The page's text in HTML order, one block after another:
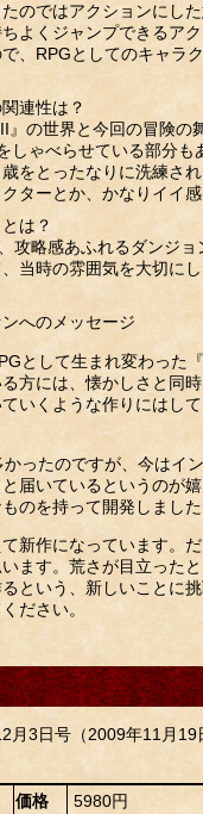
のではアクションにし
よくジャンプできるア
、RPGとしてのキャ
連性は？
の世界と今回の冒険の
しゃべらせている部分
をとったなりに洗練さ
ターとか、かなりイイ感
は？
略感あふれるダンジ
当時の雰囲気を大切に
へのメッセージ
として生まれ変わった
方には、懐かしさと同
いくような作りにはし
たのですが、今はイ
届いているというのが
のを持って開発しまし
作になっています。
ます。荒さが目立った
という、新しいことに
ださい。
3日号（2009年11月
価格
5980円